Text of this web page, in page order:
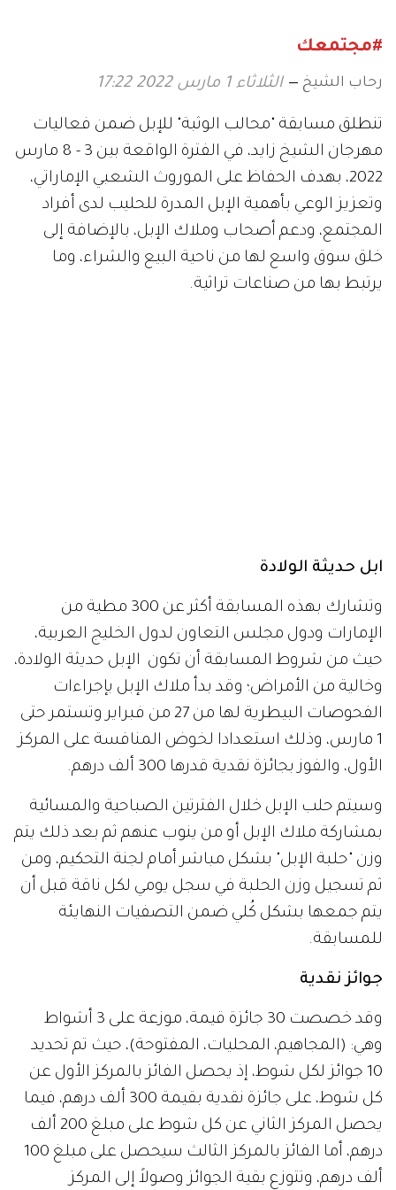
#مجتمعك
رحاب الشيخ الثلاثاء 1 مارس 2022 17:22
تنطلق مسابقة "محالب الوثبة" للإبل ضمن فعاليات
مهرجان الشيخ زايد، في الفترة الواقعة بين 3 - 8 مارس
2022، بهدف الحفاظ على الموروث الشعبي الإماراتي،
وتعزيز الوعي بأهمية الإبل المدرة للحليب لدى أفراد
المجتمع، ودعم أصحاب وملاك الإبل، بالإضافة إلى
خلق سوق واسع لها من ناحية البيع والشراء، وما
يرتبط بها من صناعات تراثية.
ابل حديثة الولادة
وتشارك بهذه المسابقة أكثر عن 300 مطية من
الإمارات ودول مجلس التعاون لدول الخليج العربية،
حيث من شروط المسابقة أن تكون الإبل حديثة الولادة،
وخالية من الأمراض؛ وقد بدأ ملاك الإبل بإجراءات
الفحوصات البيطرية لها من 27 من فبراير وتستمر حتى
1 مارس، وذلك استعدادا لخوض المنافسة على المركز
الأول، والفوز بجائزة نقدية قدرها 300 ألف درهم.
وسيتم حلب الإبل خلال الفترتين الصباحية والمسائية
بمشاركة ملاك الإبل أو من ينوب عنهم ثم بعد ذلك يتم
وزن "حلبة الإبل" بشكل مباشر أمام لجنة التحكيم، ومن
ثم تسجيل وزن الحلبة في سجل يومي لكل ناقة قبل أن
يتم جمعها بشكل كُلي ضمن التصفيات النهايئة
للمسابقة.
جوائز نقدية
وقد خصصت 30 جائزة قيمة، موزعة على 3 أشواط
وهي: (المجاهيم، المحليات، المفتوحة)، حيث تم تحديد
10 جوائز لكل شوط، إذ يحصل الفائز بالمركز الأول عن
كل شوط، على جائزة نقدية بقيمة 300 ألف درهم، فيما
يحصل المركز الثاني عن كل شوط على مبلغ 200 ألف
درهم، أما الفائز بالمركز الثالث سيحصل على مبلغ 100
ألف درهم، وتتوزع بقية الجوائز وصولاً إلى المركز